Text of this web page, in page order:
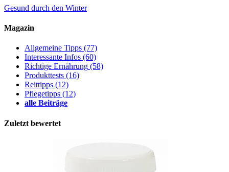
Gesund durch den Winter
Magazin
Allgemeine Tipps (77)
Interessante Infos (60)
Richtige Ernährung (58)
Produkttests (16)
Reittipps (12)
Pflegetipps (12)
alle Beiträge
Zuletzt bewertet